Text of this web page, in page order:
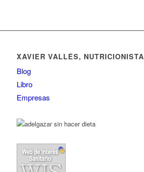
XAVIER VALLÉS, NUTRICIONISTA
Blog
Libro
Empresas